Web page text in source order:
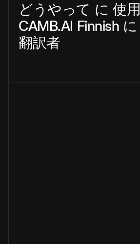
どうやって に 使用
CAMB.AI Finnish に
翻訳者